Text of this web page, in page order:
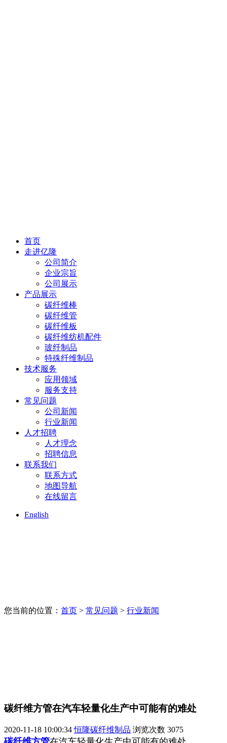
首页
走进亿隆
公司简介
企业宗旨
公司展示
产品展示
碳纤维棒
碳纤维管
碳纤维板
碳纤维纺机配件
玻纤制品
特殊纤维制品
技术服务
应用领域
服务支持
常见问题
公司新闻
行业新闻
人才招聘
人才理念
招聘信息
联系我们
联系方式
地图导航
在线留言
English
您当前的位置： 首页 > 常见问题 > 行业新闻
碳纤维方管在汽车轻量化生产中可能有的难处
2020-11-18 10:00:34 恒隆碳纤维制品 浏览次数 3075